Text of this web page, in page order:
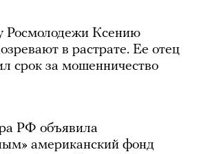
Росмолодежи Ксению
в растрате. Ее отец
срок за мошенничество
РФ объявила
американский фонд